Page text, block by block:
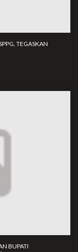
TEGASKAN
BUPATI